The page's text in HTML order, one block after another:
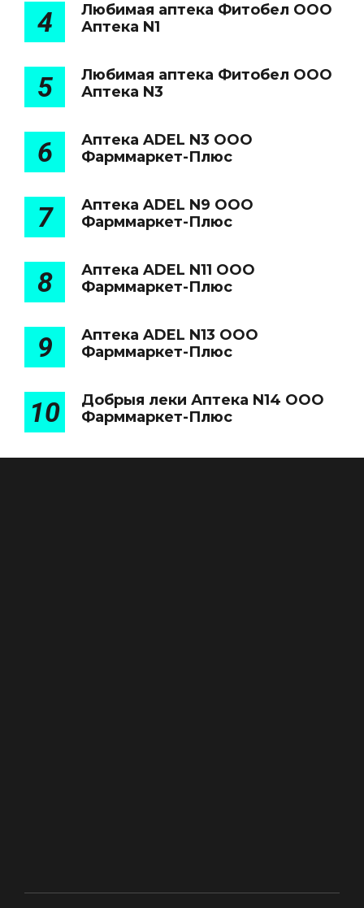
4
Любимая аптека Фитобел ООО
Аптека N1
5
Любимая аптека Фитобел ООО
Аптека N3
6
Аптека ADEL N3 ООО
Фарммаркет-Плюс
7
Аптека ADEL N9 ООО
Фарммаркет-Плюс
8
Аптека ADEL N11 ООО
Фарммаркет-Плюс
9
Аптека ADEL N13 ООО
Фарммаркет-Плюс
10
Добрыя леки Аптека N14 ООО
Фарммаркет-Плюс